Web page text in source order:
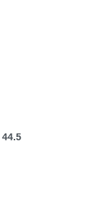
44.5